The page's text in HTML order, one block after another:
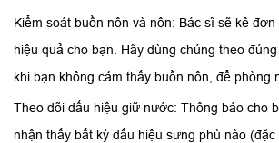
Kiểm soát buồn nôn và nôn: Bác sĩ sẽ kê
hiệu quả cho bạn. Hãy dùng chúng theo
khi bạn không cảm thấy buồn nôn, để phòng
Theo dõi dấu hiệu giữ nước: Thông báo cho
nhận thấy bất kỳ dấu hiệu sưng phù nào